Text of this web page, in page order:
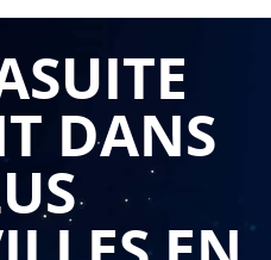
sur les chantiers :
les compétences
la sécurité des
et garantir la conformité
Cette expertise répond aux
de prévention et sécurise
maîtres d'œuvre et
DANS